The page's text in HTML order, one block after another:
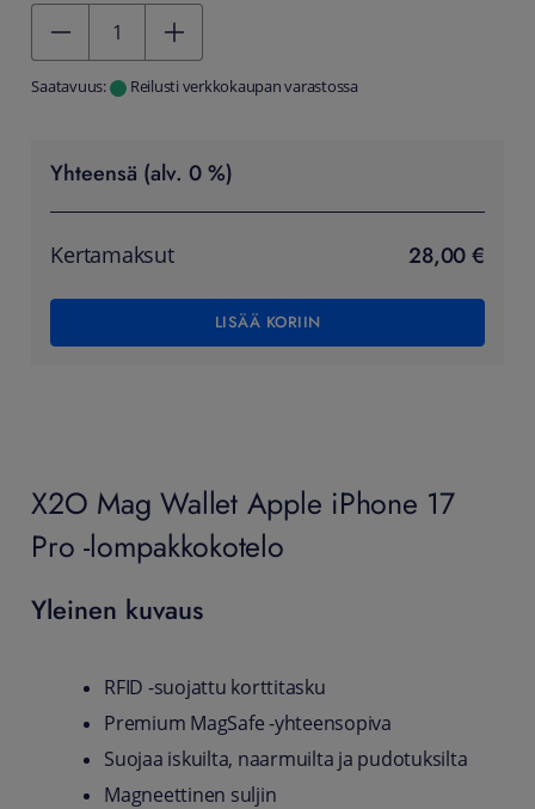
Saatavuus: Reilusti verkkokaupan varastossa
Yhteensä (alv. 0 %)
Kertamaksut 28,00 €
LISÄÄ KORIIN
X2O Mag Wallet Apple iPhone 17
Pro -lompakkokotelo
Yleinen kuvaus
RFID -suojattu korttitasku
Premium MagSafe -yhteensopiva
Suojaa iskuilta, naarmuilta ja pudotuksilta
Magneettinen suljin